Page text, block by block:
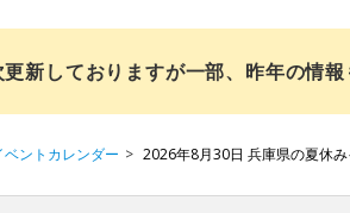
新しておりますが一部、昨年の情報
ベントカレンダー 2026年8月30日 兵庫県の夏休み